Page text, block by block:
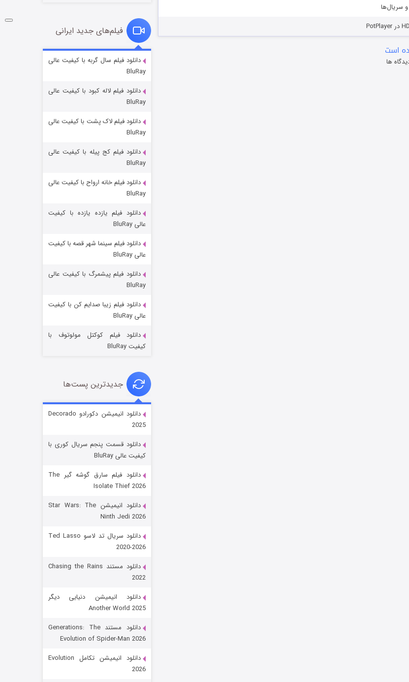
و سریال‌ها
است
ها
شوگر فصل ۲
قسمت
خاندان اژدها فصل ۳
جادوگری در مغولستان
قسمت ۶ (زیرنویس)
رویایی برای تو
قسمت
فیلم‌های جدید ایرانی
دانلود فیلم سال گربه با کیفیت عالی
BluRay
دانلود فیلم لاله کبود با کیفیت عالی
BluRay
دانلود فیلم لاک پشت با کیفیت عالی
BluRay
دانلود فیلم کج‌ پیله با کیفیت عالی
BluRay
دانلود فیلم خانه ارواح با کیفیت عالی
BluRay
دانلود فیلم یازده یازده با کیفیت
عالی BluRay
دانلود فیلم سینما شهر قصه با کیفیت
عالی BluRay
دانلود فیلم پیشمرگ با کیفیت عالی
BluRay
دانلود فیلم زیبا صدایم کن با کیفیت
عالی BluRay
دانلود فیلم کوکتل مولوتوف با
کیفیت BluRay
جدیدترین پست‌ها
دانلود انیمیشن دکورادو Decorado
2025
دانلود قسمت پنجم سریال کوری با
کیفیت عالی BluRay
دانلود فیلم سارق گوشه گیر The
Isolate Thief 2026
دانلود انیمیشن Star Wars: The
Ninth Jedi 2026
دانلود سریال تد لاسو Ted Lasso
2020-2026
دانلود مستند Chasing the Rains
2022
دانلود انیمیشن دنیایی دیگر
Another World 2025
دانلود مستند Generations: The
Evolution of Spider-Man 2026
دانلود انیمیشن تکامل Evolution
2026